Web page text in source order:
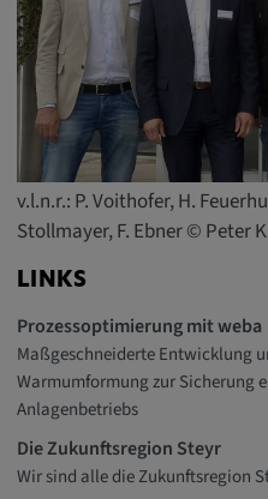
v.l.n.r.: P. Voithofer, H.
Stollmayer, F. Ebner © Peter
LINKS
Prozessoptimierung mit weba
Maßgeschneiderte Entwicklung
Warmumformung zur Sicherung
Anlagenbetriebs
Die Zukunftsregion Steyr
Wir sind alle die Zukunftsregion